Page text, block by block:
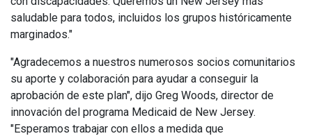
saludable para todos, incluidos los grupos históricamente
marginados."
"Agradecemos a nuestros numerosos socios comunitarios
su aporte y colaboración para ayudar a conseguir la
aprobación de este plan", dijo Greg Woods, director de
innovación del programa Medicaid de New Jersey.
"Esperamos trabajar con ellos a medida que